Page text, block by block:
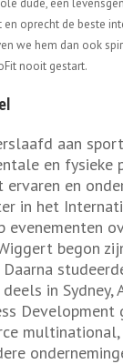
dude, een
en oprecht de beste
we hem dan ook
nooit gestart.
aan
en
ervaren en
in het
evenementen
begon
in Sydney,
Development